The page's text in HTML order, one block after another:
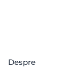
Despre